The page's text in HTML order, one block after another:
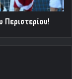
Περιστερίου!